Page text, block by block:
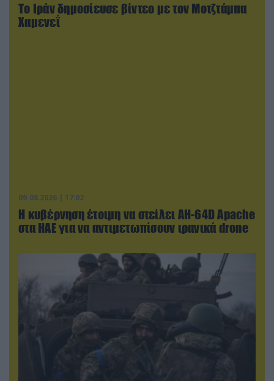
Το Ιράν δημοσίευσε βίντεο με τον Μοτζτάμπα
Χαμενεΐ
09.08.2026 | 17:02
Η κυβέρνηση έτοιμη να στείλει AH-64D Apache
στα ΗΑΕ για να αντιμετωπίσουν ιρανικά drone